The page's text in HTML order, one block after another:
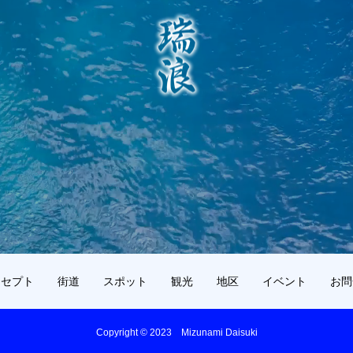
プト 街道 スポット 観光 地区 イベント お
Copyright © 2023 Mizunami Daisuki